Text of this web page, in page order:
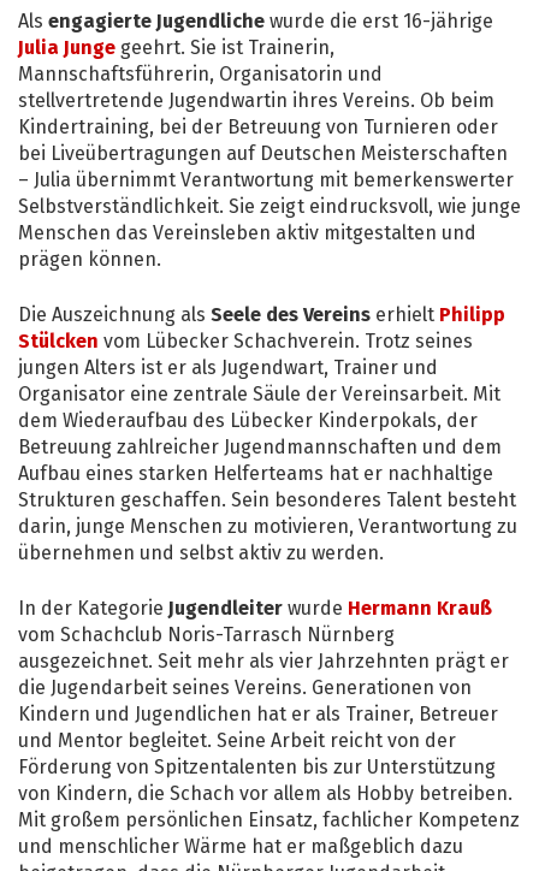
Als engagierte Jugendliche wurde die erst 16-jährige
Julia Junge geehrt. Sie ist Trainerin,
Mannschaftsführerin, Organisatorin und
stellvertretende Jugendwartin ihres Vereins. Ob beim
Kindertraining, bei der Betreuung von Turnieren oder
bei Liveübertragungen auf Deutschen Meisterschaften
– Julia übernimmt Verantwortung mit bemerkenswerter
Selbstverständlichkeit. Sie zeigt eindrucksvoll, wie junge
Menschen das Vereinsleben aktiv mitgestalten und
prägen können.
Die Auszeichnung als Seele des Vereins erhielt Philipp
Stülcken vom Lübecker Schachverein. Trotz seines
jungen Alters ist er als Jugendwart, Trainer und
Organisator eine zentrale Säule der Vereinsarbeit. Mit
dem Wiederaufbau des Lübecker Kinderpokals, der
Betreuung zahlreicher Jugendmannschaften und dem
Aufbau eines starken Helferteams hat er nachhaltige
Strukturen geschaffen. Sein besonderes Talent besteht
darin, junge Menschen zu motivieren, Verantwortung zu
übernehmen und selbst aktiv zu werden.
In der Kategorie Jugendleiter wurde Hermann Krauß
vom Schachclub Noris-Tarrasch Nürnberg
ausgezeichnet. Seit mehr als vier Jahrzehnten prägt er
die Jugendarbeit seines Vereins. Generationen von
Kindern und Jugendlichen hat er als Trainer, Betreuer
und Mentor begleitet. Seine Arbeit reicht von der
Förderung von Spitzentalenten bis zur Unterstützung
von Kindern, die Schach vor allem als Hobby betreiben.
Mit großem persönlichen Einsatz, fachlicher Kompetenz
und menschlicher Wärme hat er maßgeblich dazu